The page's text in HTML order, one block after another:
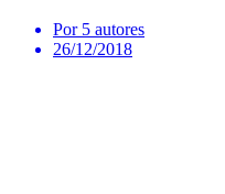
Por 5 autores
26/12/2018